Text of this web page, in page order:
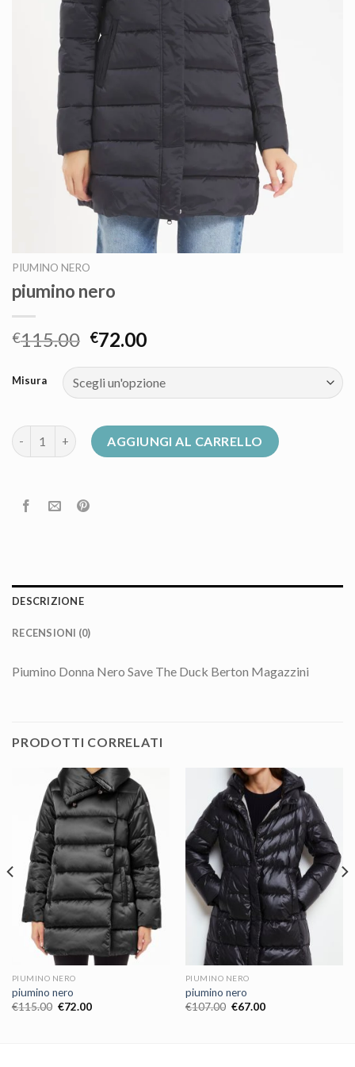
PIUMINO NERO
piumino nero
€115.00 €72.00
Misura
piumino nero quantitàAGGIUNGI AL CARRELLO
DESCRIZIONE
RECENSIONI (0)
Piumino Donna Nero Save The Duck Berton Magazzini
PRODOTTI CORRELATI
PIUMINO NERO
piumino nero
€115.00 €72.00
PIUMINO NERO
piumino nero
€107.00 €67.00